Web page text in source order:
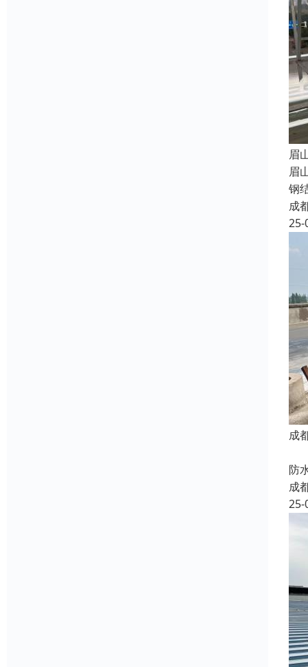
眉
眉
钢
成
25-
成
防
成
25-